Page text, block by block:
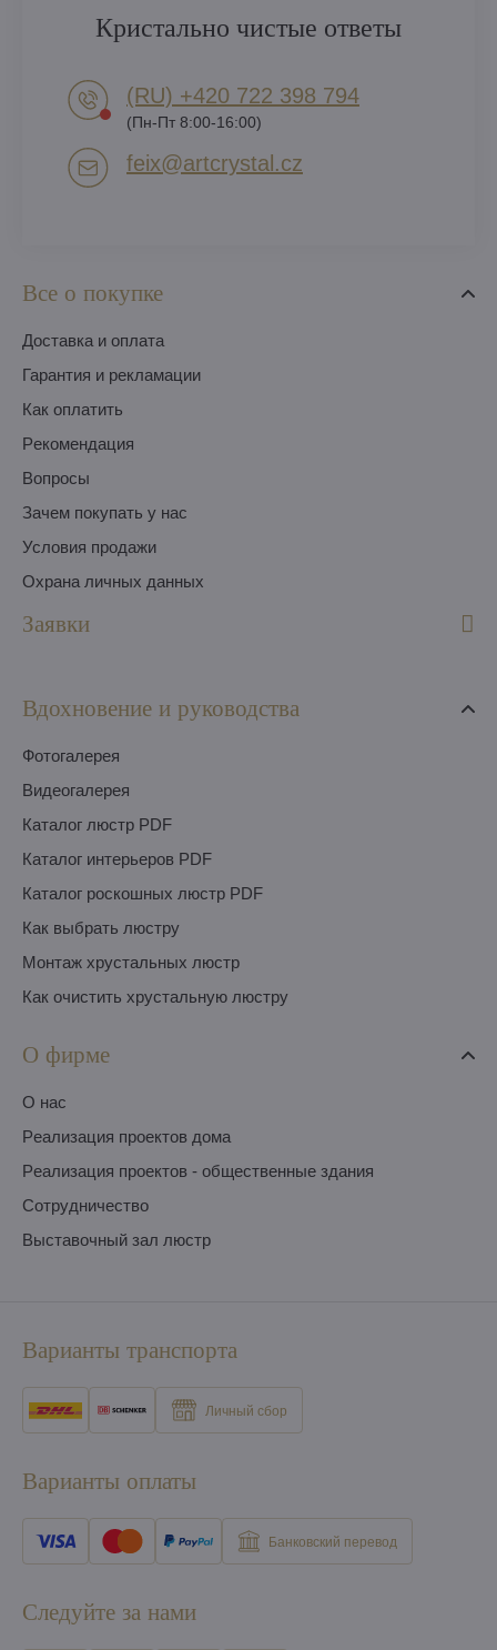
Все о покупке
Доставка и оплата
Гарантия и рекламации
Как оплатить
Pекомендация
Вопросы
Зачем покупать у нас
Условия продажи
Охрана личных данных
Заявки
Вдохновение и руководства
Фотогалерея
Видеогалерея
Каталог люстр PDF
Каталог интерьеров PDF
Каталог роскошных люстр PDF
Как выбрать люстру
Монтаж хрустальных люстр
Как очистить хрустальную люстру
О фирме
O нас
Pеализация проектов дома
Pеализация проектов - общественные здания
Сотрудничество
Выставочный зал люстр
Кристально чистые ответы
(RU) +420 722 398 794​
(Пн-Пт 8:00-16:00)
feix​@artcrystal​.cz
Варианты транспорта
Личный сбор
Варианты оплаты
Банковский перевод
Следуйте за нами